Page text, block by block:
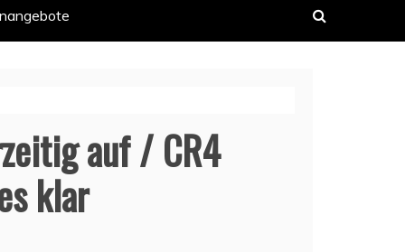
auf / CR4
klar